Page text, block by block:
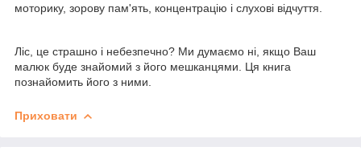
моторику, зорову пам'ять, концентрацію і слухові відчуття.
Ліс, це страшно і небезпечно? Ми думаємо ні, якщо Ваш
малюк буде знайомий з його мешканцями. Ця книга
познайомить його з ними.
Приховати